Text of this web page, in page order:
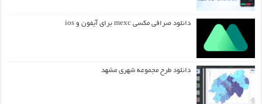
دانلود صرافی مکسی mexc برای آیفون و ios
دانلود طرح مجموعه شهری مشهد